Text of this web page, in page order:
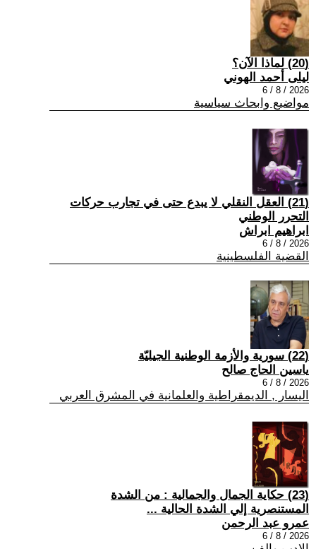
(20) لماذا الآن؟
ليلى أحمد الهوني
2026 / 8 / 6
مواضيع وابحاث سياسية
(21) العقل النقلي لا يبدع حتى في تجارب حركات
التحرر الوطني
ابراهيم ابراش
2026 / 8 / 6
القضية الفلسطينية
(22) سورية والأزمة الوطنية الجيليّة
ياسين الحاج صالح
2026 / 8 / 6
اليسار , الديمقراطية والعلمانية في المشرق العربي
(23) حكاية الجمال والجمالية : من الشدة
المستنصرية إلي الشدة الحالية ...
عمرو عبد الرحمن
2026 / 8 / 6